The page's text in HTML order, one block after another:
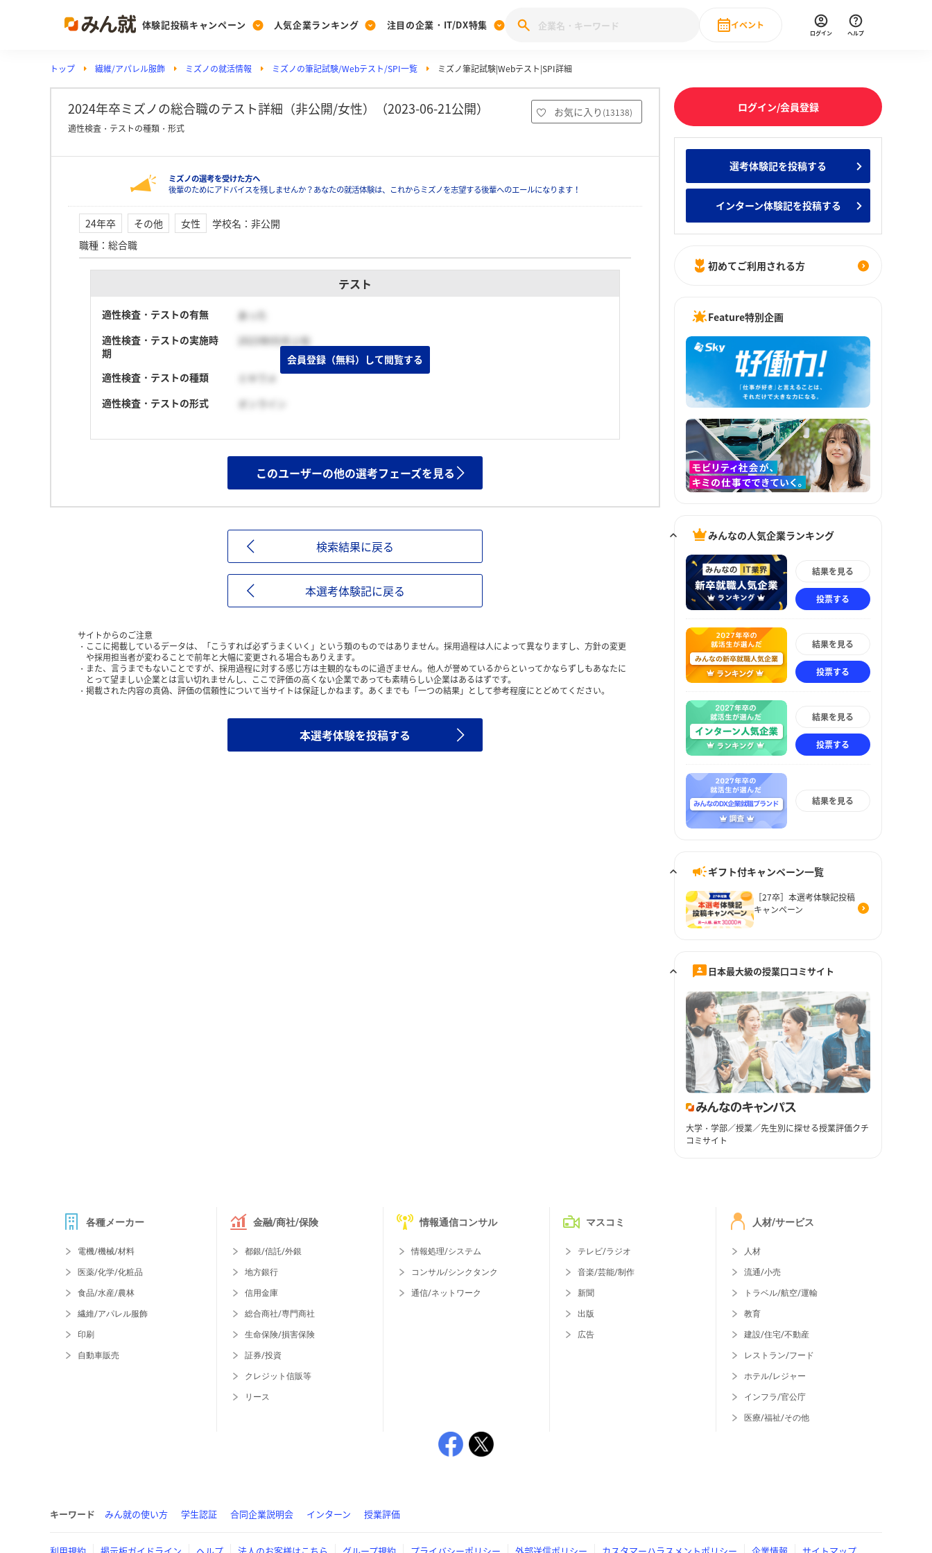
体験記投稿キャンペーン
Post
投稿する
[27卒] 本選考体験記投稿キャンペーン
人気企業ランキング
Ranking
ランキングを見る
みんなのDX企業就職ブランド調査
Vote
投票する
みんなの新卒就職人気企業ランキング みんなのインターン人気企業ランキ
注目の企業・IT/DX特集
PickUp
注目の企業特集
注目の企業特集
28卒 IT・DX現場社員インタビュー
イベント
直近のイベント一覧
ログイン ヘルプ
トップ 繊維/アパレル服飾 ミズノの就活情報 ミズノの筆記試験/Webテスト/SPI一覧 ミズノ筆記試験|Webテスト|SPI詳細
2024年卒ミズノの総合職のテスト詳細（非公開/女性）（2023-06-21公開） お気に入り (13138)
適性検査・テストの種類・形式
ミズノの選考を受けた方へ
後輩のためにアドバイスを残しませんか？あなたの就活体験は、これからミズノを志望する後輩へのエールになります！
24年卒 その他 女性 学校名 ： 非公開
職種 ： 総合職
テスト
適性検査・テストの有無
あった
適性検査・テストの実施時
期
2023年05月上旬
適性検査・テストの種類
ミキワメ
適性検査・テストの形式
オンライン
会員登録（無料）して閲覧する
このユーザーの他の選考フェーズを見る
検索結果に戻る
本選考体験記に戻る
サイトからのご注意
ここに掲載しているデータは、「こうすれば必ずうまくいく」という類のものではありません。採用過程は人によって異なりますし、方針の変更
や採用担当者が変わることで前年と大幅に変更される場合もありえます。
また、言うまでもないことですが、採用過程に対する感じ方は主観的なものに過ぎません。他人が誉めているからといってかならずしもあなたに
とって望ましい企業とは言い切れませんし、ここで評価の高くない企業であっても素晴らしい企業はあるはずです。
掲載された内容の真偽、評価の信頼性について当サイトは保証しかねます。あくまでも「一つの結果」として参考程度にとどめてください。
本選考体験を投稿する
ログイン/会員登録
選考体験記を投稿する
インターン体験記を投稿する
初めてご利用される方
Feature特別企画
みんなの人気企業ランキング
結果を見る
投票する
結果を見る
投票する
結果を見る
投票する
結果を見る
ギフト付キャンペーン一覧
［27卒］本選考体験記投稿
キャンペーン
日本最大級の授業口コミサイト
大学・学部／授業／先生別に探せる授業評価クチ
コミサイト
各種メーカー
電機/機械/材料
医薬/化学/化粧品
食品/水産/農林
繊維/アパレル服飾
印刷
自動車販売
金融/商社/保険
都銀/信託/外銀
地方銀行
信用金庫
総合商社/専門商社
生命保険/損害保険
証券/投資
クレジット信販等
リース
情報通信コンサル
情報処理/システム
コンサル/シンクタンク
通信/ネットワーク
マスコミ
テレビ/ラジオ
音楽/芸能/制作
新聞
出版
広告
人材/サービス
人材
流通/小売
トラベル/航空/運輸
教育
建設/住宅/不動産
レストラン/フード
ホテル/レジャー
インフラ/官公庁
医療/福祉/その他
キーワード みん就の使い方 学生認証 合同企業説明会 インターン 授業評価